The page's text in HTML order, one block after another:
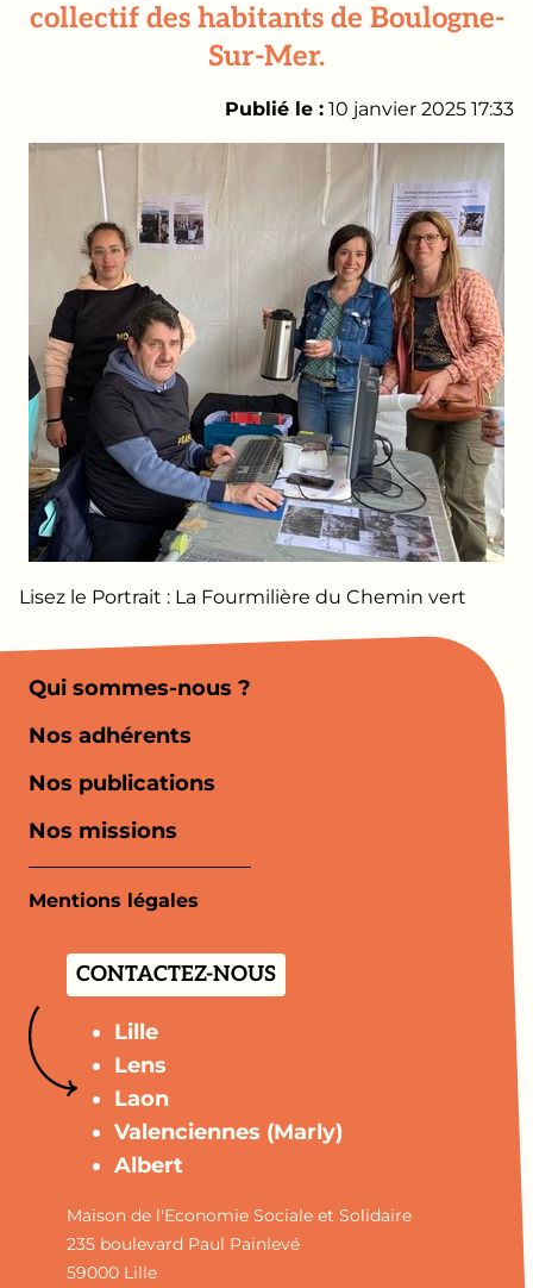
collectif des habitants de Boulogne-
Sur-Mer.
Publié le : 10 janvier 2025 17:33
Lisez le Portrait : La Fourmilière du Chemin vert
Qui sommes-nous ?
Nos adhérents
Nos publications
Nos missions
Mentions légales
CONTACTEZ-NOUS
Lille
Lens
Laon
Valenciennes (Marly)
Albert
Maison de l'Economie Sociale et Solidaire
235 boulevard Paul Painlevé
59000 Lille